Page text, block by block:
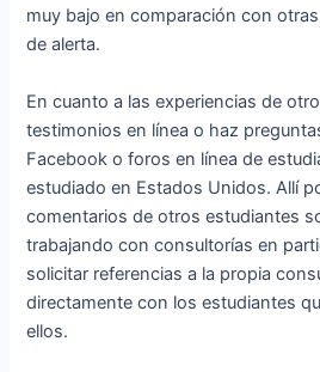
muy bajo en comparación con
de alerta.
En cuanto a las experiencias de
testimonios en línea o haz
Facebook o foros en línea de
estudiado en Estados Unidos. Allí
comentarios de otros estudiantes
trabajando con consultorías en
solicitar referencias a la propia
directamente con los estudiantes
ellos.